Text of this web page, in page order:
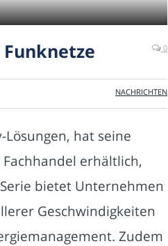
0
NACHRICHTEN
hat seine
Fachhandel erhältlich,
bietet Unternehmen
Geschwindigkeiten
Zudem